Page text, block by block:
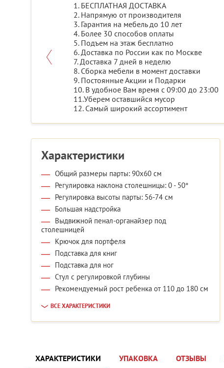
1. БЕСПЛАТНАЯ ДОСТАВКА
2. Напрямую от производителя
3. Гарантия на мебель до 10 лет
4. Более 30 способов оплаты
5. Подъем на этаж бесплатно
6. Доставка по России как по Москве
7. Доставка 7 дней в неделю
8. Сборка мебели в момент доставки
9. Постоянные Акции и Подарки
10. В удобное Вам время с 09:00 до 23:00
11.Уберем оставшийся мусор
12. Самый широкий ассортимент
Характеристики
Общий размеры парты: 90x60 см
Регулировка наклона столешницы: 0 - 50°
Регулировка высоты парты: 56-74 см
Большая надстройка
Выдвижной пенал-органайзер под
столешницей
Крючок для портфеля
Подставка для книг
Подставка для ног
Стул с регулировкой глубины
Рекомендуемый рост ребенка от 110 до 180 см
ВСЕ ХАРАКТЕРИСТИКИ
ХАРАКТЕРИСТИКИ УПАКОВКА ОТЗЫВЫ